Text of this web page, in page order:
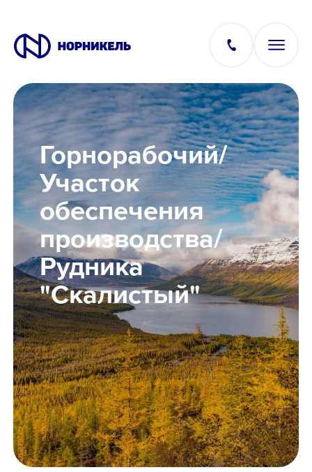
Вакансии
Производство
Офис
IT
Студентам
Школьникам
Локации
8 800 700-19-43
Горнорабочий/
Участок
обеспечения
производства/
Рудника
"Скалистый"